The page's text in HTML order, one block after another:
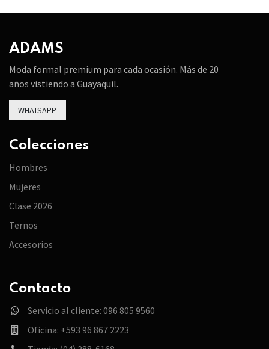
ADAMS
Moda formal premium para cada ocasión. Más de 20
años vistiendo a Guayaquil.
WHATSAPP
Colecciones
Hombres
Mujeres
Clase 2026
Ternos
Accesorios
Contacto
Servicio al cliente: 096 805 9560
Oficina: +593 96 867 2223